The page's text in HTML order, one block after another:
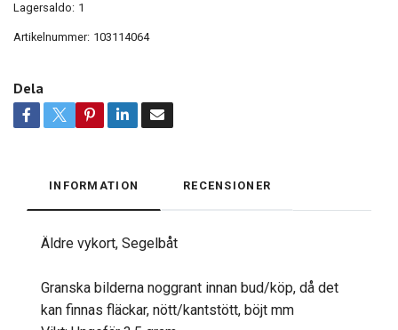
Lagersaldo: 1
Artikelnummer: 103114064
Dela
INFORMATION RECENSIONER
Äldre vykort, Segelbåt
Granska bilderna noggrant innan bud/köp, då det
kan finnas fläckar, nött/kantstött, böjt mm